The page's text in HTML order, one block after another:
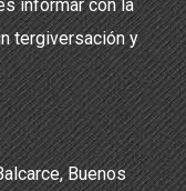
informar con la
tergiversación y
Buenos